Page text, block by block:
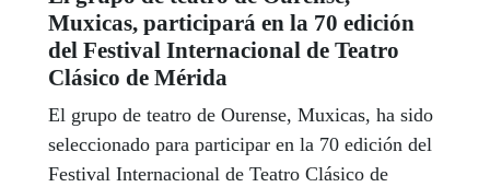
Muxicas, participará en la 70 edición
del Festival Internacional de Teatro
Clásico de Mérida
El grupo de teatro de Ourense, Muxicas, ha sido
seleccionado para participar en la 70 edición del
Festival Internacional de Teatro Clásico de